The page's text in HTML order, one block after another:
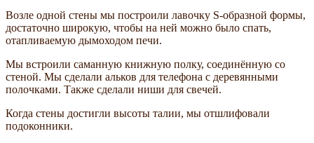
Возле одной стены мы построили лавочку S-образной формы,
достаточно широкую, чтобы на ней можно было спать,
отапливаемую дымоходом печи.
Мы встроили саманную книжную полку, соединённую со
стеной. Мы сделали альков для телефона с деревянными
полочками. Также сделали ниши для свечей.
Когда стены достигли высоты талии, мы отшлифовали
подоконники.